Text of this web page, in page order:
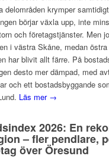
delområden krymper
börjar växla upp, inte
och företagstjänster. Men
i västra Skåne, medan
har blivit allt färre. På
desto mer dämpad, med
och ett bostadsbyggande
Läs mer →
2026: En
– fler pendlare,
över Öresund